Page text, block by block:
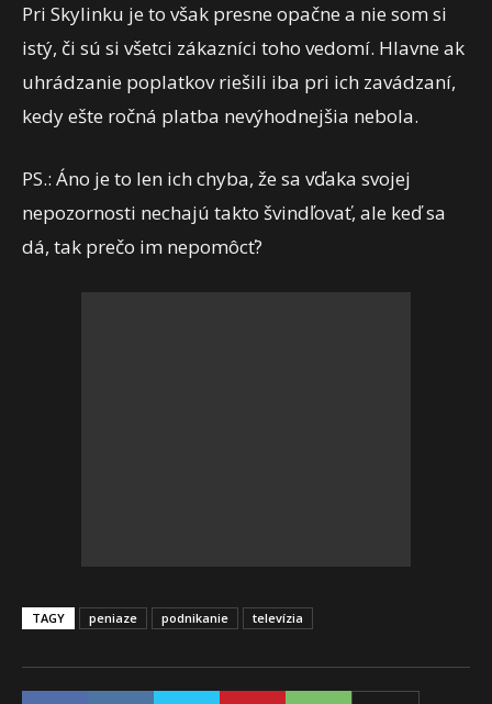
Pri Skylinku je to však presne opačne a nie som si
istý, či sú si všetci zákazníci toho vedomí. Hlavne ak
uhrádzanie poplatkov riešili iba pri ich zavádzaní,
kedy ešte ročná platba nevýhodnejšia nebola.
PS.: Áno je to len ich chyba, že sa vďaka svojej
nepozornosti nechajú takto švindľovať, ale keď sa
dá, tak prečo im nepomôcť?
TAGY peniaze podnikanie televízia